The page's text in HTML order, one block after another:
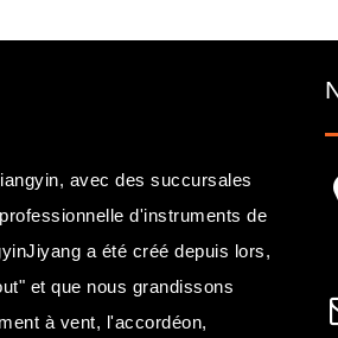
avec des succursales
d'instruments de
a été créé depuis lors,
et que nous grandissons
à vent, l'accordéon,